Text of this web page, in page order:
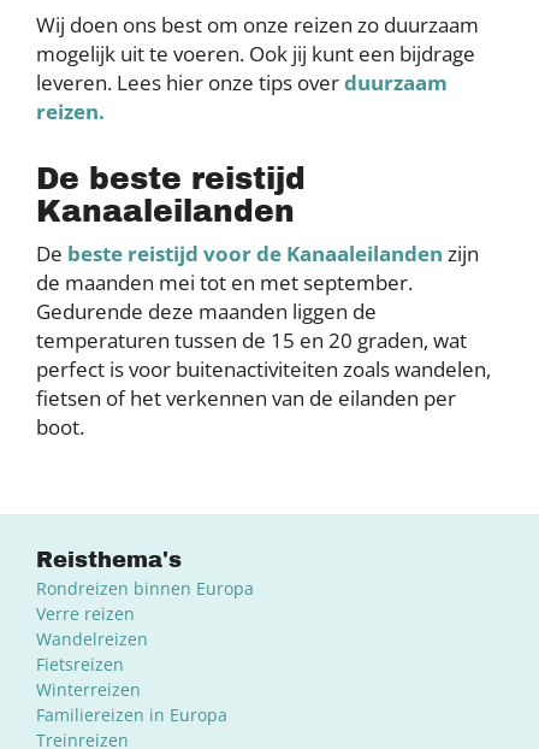
Wij doen ons best om onze reizen zo duurzaam
mogelijk uit te voeren. Ook jij kunt een bijdrage
leveren. Lees hier onze tips overduurzaam
reizen.
De beste reistijd
Kanaaleilanden
De beste reistijd voor de Kanaaleilanden zijn
de maanden mei tot en met september.
Gedurende deze maanden liggen de
temperaturen tussen de 15 en 20 graden, wat
perfect is voor buitenactiviteiten zoals wandelen,
fietsen of het verkennen van de eilanden per
boot.
Reisthema's
Rondreizen binnen Europa
Verre reizen
Wandelreizen
Fietsreizen
Winterreizen
Familiereizen in Europa
Treinreizen